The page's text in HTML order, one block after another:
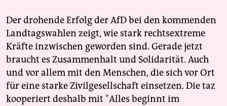
Der drohende Erfolg der AfD bei den kommenden
Landtagswahlen zeigt, wie stark rechtsextreme
Kräfte inzwischen geworden sind. Gerade jetzt
braucht es Zusammenhalt und Solidarität. Auch
und vor allem mit den Menschen, die sich vor Ort
für eine starke Zivilgesellschaft einsetzen. Die taz
kooperiert deshalb mit "Alles beginnt im